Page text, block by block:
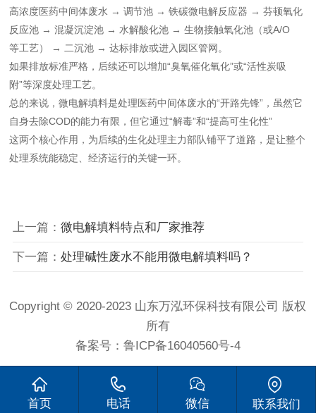
高浓度医药中间体废水 → ‌调节池‌ → ‌铁碳微电解反应器‌ → ‌芬顿氧化
反应池‌ → ‌混凝沉淀池‌ → ‌水解酸化池‌ → ‌生物接触氧化池（或A/O
等工艺）‌ → ‌二沉池‌ → 达标排放或进入园区管网。
如果排放标准严格，后续还可以增加“臭氧催化氧化”或“活性炭吸
附”等深度处理工艺。
总的来说，微电解填料是处理医药中间体废水的“开路先锋”，虽然它
自身去除COD的能力有限，但它通过“解毒”和“提高可生化性”
这两个核心作用，为后续的生化处理主力部队铺平了道路，是让整个
处理系统能稳定、经济运行的关键一环。
上一篇： 微电解填料特点和厂家推荐
下一篇： 处理碱性废水不能用微电解填料吗？
Copyright © 2020-2023 山东万泓环保科技有限公司 版权
所有
备案号： 鲁ICP备16040560号-4
首页 电话 微信 联系我们